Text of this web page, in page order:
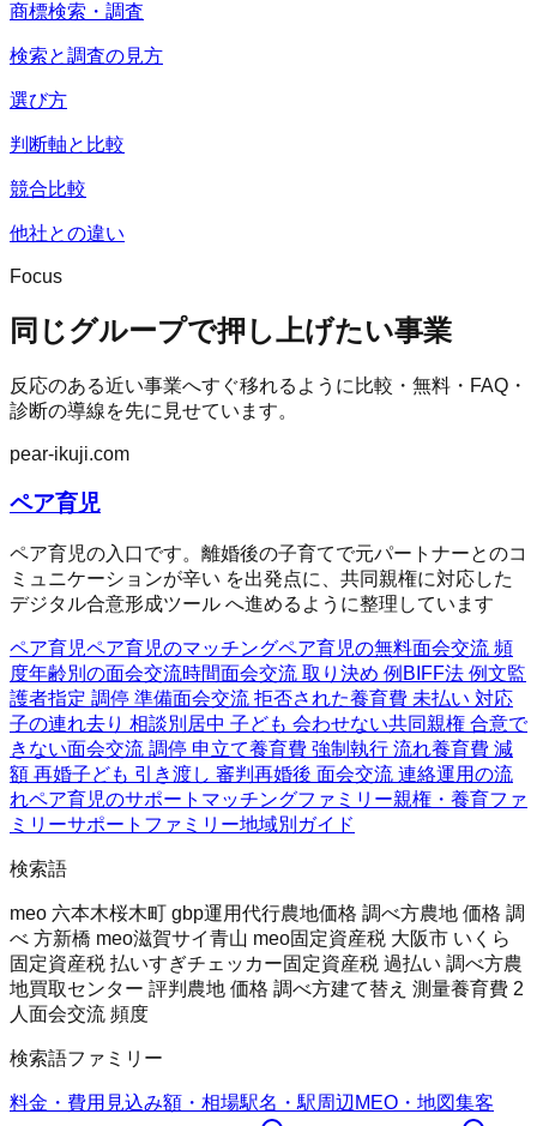
商標検索・調査
検索と調査の見方
選び方
判断軸と比較
競合比較
他社との違い
Focus
同じグループで押し上げたい事業
反応のある近い事業へすぐ移れるように比較・無料・FAQ・
診断の導線を先に見せています。
pear-ikuji.com
ペア育児
ペア育児の入口です。離婚後の子育てで元パートナーとのコ
ミュニケーションが辛い を出発点に、共同親権に対応した
デジタル合意形成ツール へ進めるように整理しています
ペア育児ペア育児のマッチングペア育児の無料面会交流 頻
度年齢別の面会交流時間面会交流 取り決め 例 BIFF法 例文監
護者指定 調停 準備面会交流 拒否された養育費 未払い 対応
子の連れ去り 相談別居中 子ども 会わせない共同親権 合意で
きない面会交流 調停 申立て養育費 強制執行 流れ養育費 減
額 再婚子ども 引き渡し 審判 再婚後 面会交流 連絡運用の流
れペア育児のサポート マッチングファミリー親権・養育ファ
ミリーサポートファミリー地域別ガイド
検索語
meo 六本木桜木町 gbp運用代行農地価格 調べ方農地 価格 調
べ 方新橋 meo滋賀サイ青山 meo固定資産税 大阪市 いくら
固定資産税 払いすぎチェッカー固定資産税 過払い 調べ方農
地買取センター 評判 農地 価格 調べ方建て替え 測量養育費 2
人 面会交流 頻度
検索語ファミリー
料金・費用 見込み額・相場駅名・駅周辺 MEO・地図集客